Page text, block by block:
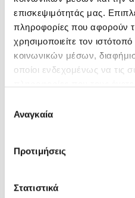
επισκεψιμότητάς μας.
πληροφορίες που αφορούν
χρησιμοποιείτε τον
κοινωνικών μέσων,
οποίοι ενδεχομένως να τις
των υπηρεσιών τους. Αν
την ιστοσελίδα μας,
συγκατάθεσης
Αναγκαία
Προτιμήσεις
Στατιστικά
Mel
Η μέθοδος
Φυστίκι ΠουΚυλάει
El Sombrero